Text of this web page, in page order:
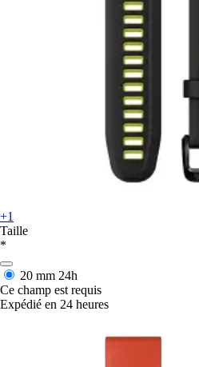
+1
Taille
*
20 mm 24h
Ce champ est requis
Expédié en 24 heures